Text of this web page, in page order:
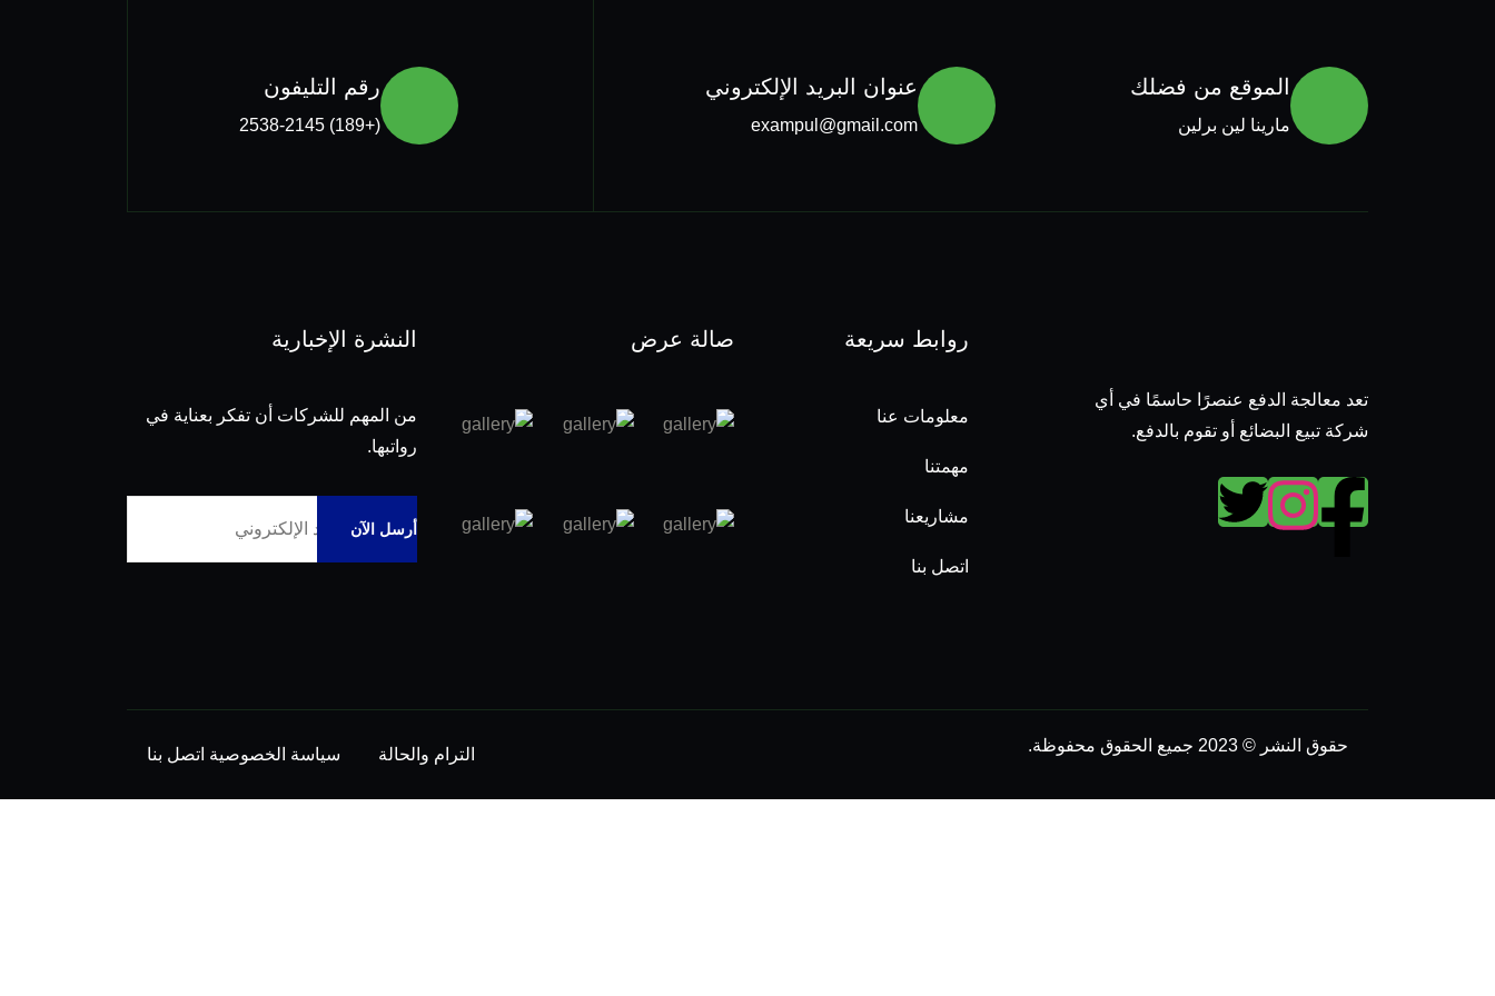
الموقع من فضلك
مارينا لين برلين
عنوان البريد الإلكتروني
exampul@gmail.com
رقم التليفون
(+189) 2538-2145
تعد معالجة الدفع عنصرًا حاسمًا في أي
شركة تبيع البضائع أو تقوم بالدفع.
روابط سريعة
معلومات عنا
مهمتنا
مشاريعنا
اتصل بنا
صالة عرض النشرة الإخبارية
من المهم للشركات أن تفكر بعناية في
رواتبها.
حقوق النشر © 2023 جميع الحقوق محفوظة. الترام والحالة سياسة الخصوصية اتصل بنا